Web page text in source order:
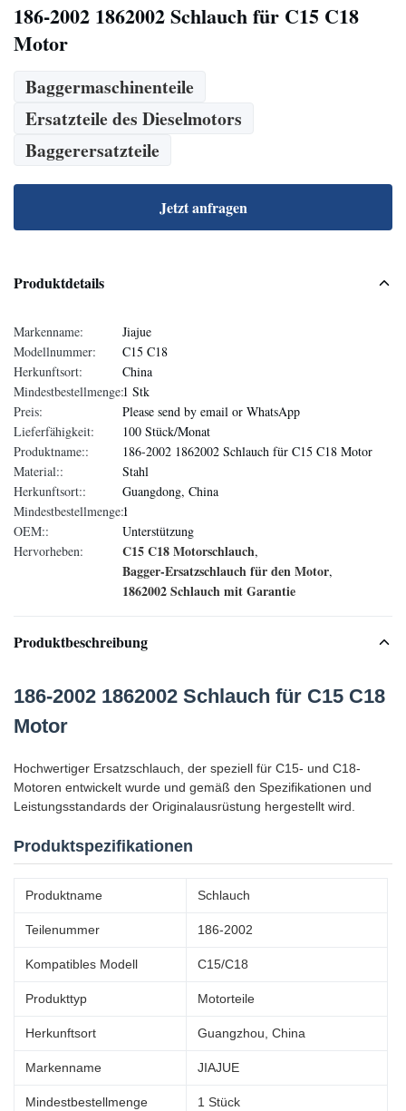
186-2002 1862002 Schlauch für C15 C18
Motor
Baggermaschinenteile
Ersatzteile des Dieselmotors
Baggerersatzteile
Jetzt anfragen
Produktdetails
Markenname:
Jiajue
Modellnummer:
C15 C18
Herkunftsort:
China
Mindestbestellmenge:1 Stk
Preis:
Please send by email or WhatsApp
Lieferfähigkeit:
100 Stück/Monat
Produktname::
186-2002 1862002 Schlauch für C15 C18 Motor
Material::
Stahl
Herkunftsort::
Guangdong, China
Mindestbestellmenge::
1
OEM::
Unterstützung
Hervorheben:
C15 C18 Motorschlauch,
Bagger-Ersatzschlauch für den Motor,
1862002 Schlauch mit Garantie
Produktbeschreibung
186-2002 1862002 Schlauch für C15 C18
Motor
Hochwertiger Ersatzschlauch, der speziell für C15- und C18-
Motoren entwickelt wurde und gemäß den Spezifikationen und
Leistungsstandards der Originalausrüstung hergestellt wird.
Produktspezifikationen
Produktname Schlauch
Teilenummer 186-2002
Kompatibles Modell C15/C18
Produkttyp Motorteile
Herkunftsort Guangzhou, China
Markenname JIAJUE
Mindestbestellmenge 1 Stück